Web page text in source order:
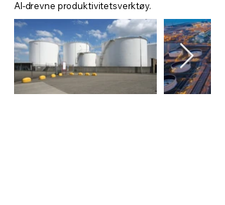
AI-drevne produktivitetsverktøy.